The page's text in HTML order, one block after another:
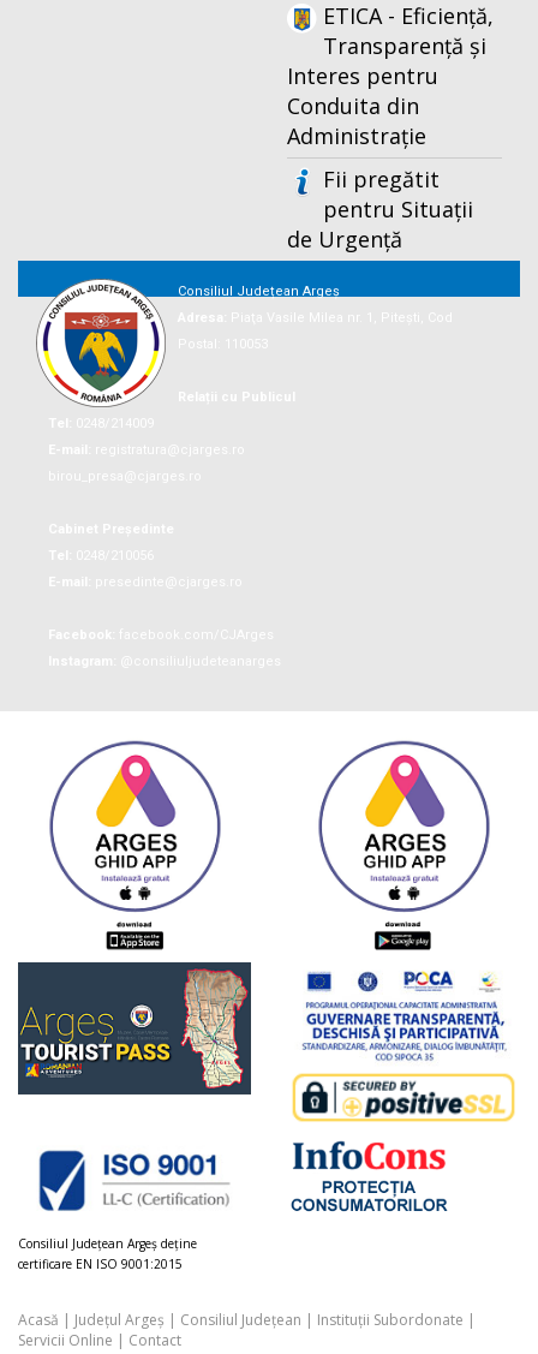
ETICA - Eficiență,
Transparență și
Interes pentru
Conduita din
Administrație
Fii pregătit
pentru Situații
de Urgență
Consiliul Județean Argeș
Consiliul Judeţean Argeș deţine
certificare EN ISO 9001:2015
Acasă | Județul Argeș | Consiliul Județean | Instituții Subordonate |
Servicii Online | Contact